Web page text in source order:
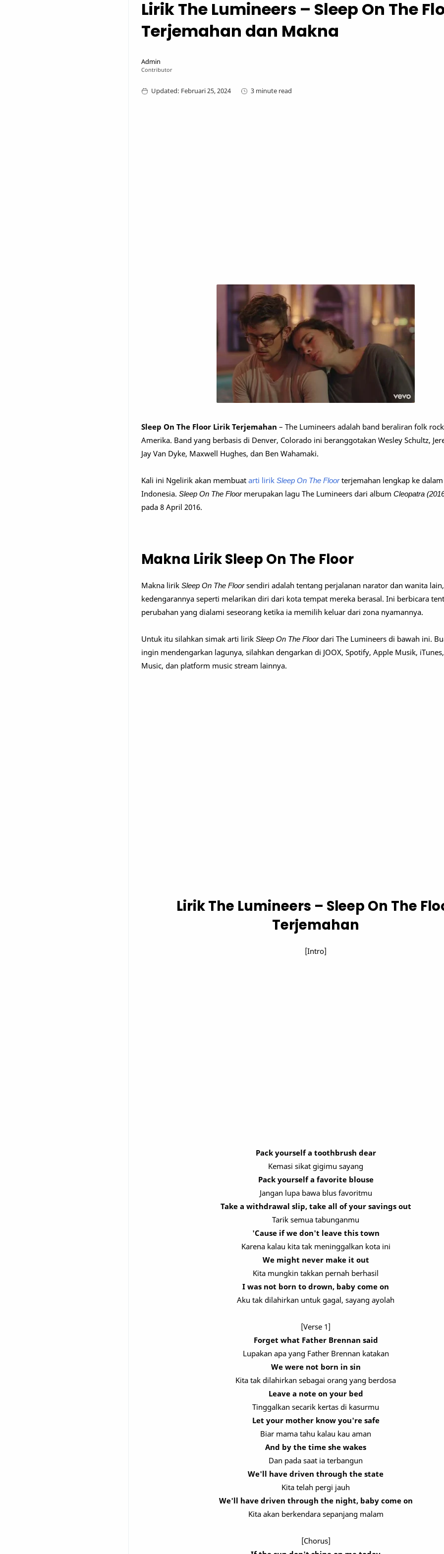
Lirik The Lumineers – Sleep On The
Terjemahan dan Makna
3 minute read
Sleep On The Floor Lirik Terjemahan – The Lumineers adalah band beraliran folk
Amerika. Band yang berbasis di Denver, Colorado ini beranggotakan Wesley Schultz,
Jay Van Dyke, Maxwell Hughes, dan Ben Wahamaki.
Kali ini Ngelirik akan membuat arti lirik Sleep On The Floor terjemahan lengkap ke
Indonesia. Sleep On The Floor merupakan lagu The Lumineers dari album Cleopatra
pada 8 April 2016.
Makna Lirik Sleep On The Floor
Makna lirik Sleep On The Floorsendiri adalah tentang perjalanan narator dan wanita
kedengarannya seperti melarikan diri dari kota tempat mereka berasal. Ini berbicara
perubahan yang dialami seseorang ketika ia memilih keluar dari zona nyamannya.
Untuk itu silahkan simak arti lirik Sleep On The Floordari The Lumineers di bawah ini.
ingin mendengarkan lagunya, silahkan dengarkan di JOOX, Spotify, Apple Musik,
Music, dan platform music stream lainnya.
Lirik The Lumineers – Sleep On The
Terjemahan
[Intro]
Pack yourself a toothbrush dear
Kemasi sikat gigimu sayang
Pack yourself a favorite blouse
Jangan lupa bawa blus favoritmu
Take a withdrawal slip, take all of your savings out
Tarik semua tabunganmu
'Cause if we don't leave this town
Karena kalau kita tak meninggalkan kota ini
We might never make it out
Kita mungkin takkan pernah berhasil
I was not born to drown, baby come on
Aku tak dilahirkan untuk gagal, sayang ayolah
[Verse 1]
Forget what Father Brennan said
Lupakan apa yang Father Brennan katakan
We were not born in sin
Kita tak dilahirkan sebagai orang yang berdosa
Leave a note on your bed
Tinggalkan secarik kertas di kasurmu
Let your mother know you're safe
Biar mama tahu kalau kau aman
And by the time she wakes
Dan pada saat ia terbangun
We'll have driven through the state
Kita telah pergi jauh
We'll have driven through the night, baby come on
Kita akan berkendara sepanjang malam
[Chorus]